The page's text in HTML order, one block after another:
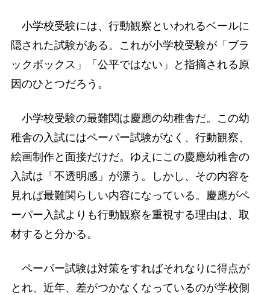
小学校受験には、行動観察といわれるベールに
隠された試験がある。これが小学校受験が「ブラ
ックボックス」「公平ではない」と指摘される原
因のひとつだろう。
小学校受験の最難関は慶應の幼稚舎だ。この幼
稚舎の入試にはペーパー試験がなく、行動観察、
絵画制作と面接だけだ。ゆえにこの慶應幼稚舎の
入試は「不透明感」が漂う。しかし、その内容を
見れば最難関らしい内容になっている。慶應がペ
ーパー入試よりも行動観察を重視する理由は、取
材すると分かる。
ペーパー試験は対策をすればそれなりに得点が
とれ、近年、差がつかなくなっているのが学校側